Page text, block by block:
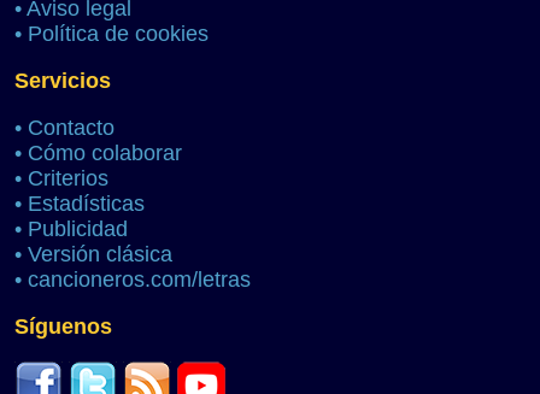
• Aviso legal
• Política de cookies
Servicios
• Contacto
• Cómo colaborar
• Criterios
• Estadísticas
• Publicidad
• Versión clásica
• cancioneros.com/letras
Síguenos